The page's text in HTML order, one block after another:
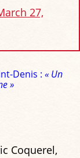
27,
Denis : « Un
»
Coquerel,